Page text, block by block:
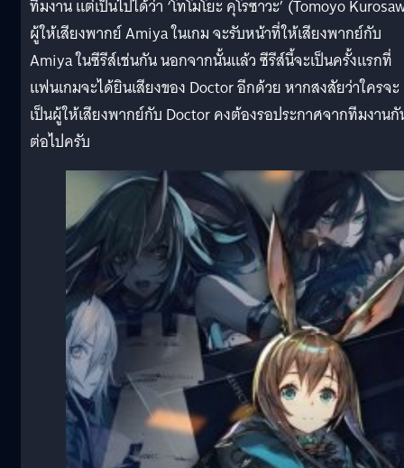
ทีมงาน แต่เป็นไปได้ว่า ‘โทโมโยะ คุโรซาวะ’ (Tomoyo
ผู้ให้เสียงพากย์ Amiya ในเกม จะรับหน้าที่ให้เสียงพากย์กับ
Amiya ในซีรีส์เช่นกัน นอกจากนั้นแล้ว ซีรีส์นี้จะเป็นครั้งแรกที่
แฟนเกมจะได้ยินเสียงของ Doctor อีกด้วย หากสงสัยว่าใครจะ
เป็นผู้ให้เสียงพากย์กับ Doctor คงต้องรอประกาศจากทีมงาน
ต่อไปครับ